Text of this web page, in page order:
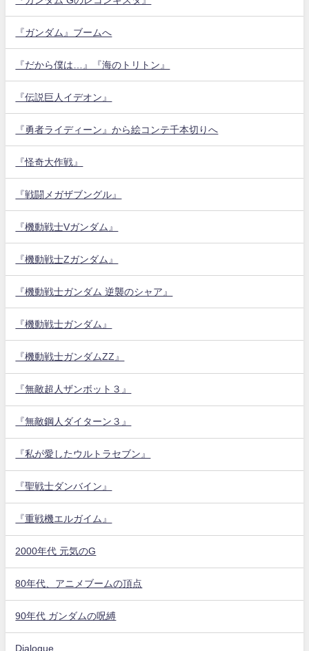
『ガンダム』ブームへ
『だから僕は…』『海のトリトン』
『伝説巨人イデオン』
『勇者ライディーン』から絵コンテ千本切りへ
『怪奇大作戦』
『戦闘メガザブングル』
『機動戦士Vガンダム』
『機動戦士Zガンダム』
『機動戦士ガンダム 逆襲のシャア』
『機動戦士ガンダム』
『機動戦士ガンダムZZ』
『無敵超人ザンボット３』
『無敵鋼人ダイターン３』
『私が愛したウルトラセブン』
『聖戦士ダンバイン』
『重戦機エルガイム』
2000年代 元気のG
80年代、アニメブームの頂点
90年代 ガンダムの呪縛
Dialogue